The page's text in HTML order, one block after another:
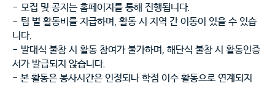
- 모집 및 공지는 홈페이지를 통해 진행됩니다.
- 팀 별 활동비를 지급하며, 활동 시 지역 간 이동이 있을 수 있습
니다.
- 발대식 불참 시 활동 참여가 불가하며, 해단식 불참 시 활동인증
서가 발급되지 않습니다.
- 본 활동은 봉사시간은 인정되나 학점 이수 활동으로 연계되지